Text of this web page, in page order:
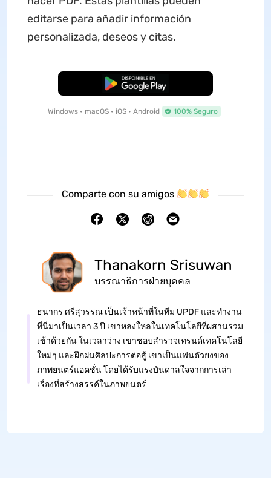
editarse para añadir información
personalizada, deseos y citas.
Descarga Gratuita
Windows • macOS • iOS • Android 100% Seguro
Comparte con su amigos
Thanakorn Srisuwan
บรรณาธิการฝ่ายบุคคล
ธนากร ศรีสุวรรณ เป็นเจ้าหน้าที่ในทีม UPDF และทำงาน
ที่นี่มาเป็นเวลา 3 ปี เขาหลงใหลในเทคโนโลยีที่ผสานรวม
เข้าด้วยกัน ในเวลาว่าง เขาชอบสำรวจเทรนด์เทคโนโลยี
ใหม่ๆ และฝึกฝนศิลปะการต่อสู้ เขาเป็นแฟนตัวยงของ
ภาพยนตร์แอคชั่น โดยได้รับแรงบันดาลใจจากการเล่า
เรื่องที่สร้างสรรค์ในภาพยนตร์